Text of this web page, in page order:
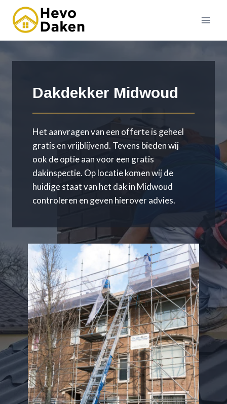
Doorgaan
naar
inhoud
Dakdekker Midwoud
Het aanvragen van een offerte is geheel
gratis en vrijblijvend. Tevens bieden wij
ook de optie aan voor een gratis
dakinspectie. Op locatie komen wij de
huidige staat van het dak in Midwoud
controleren en geven hierover advies.